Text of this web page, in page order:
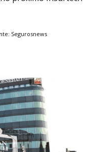
Segurosnews